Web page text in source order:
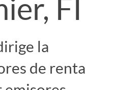
FI
la
de renta
de
tus